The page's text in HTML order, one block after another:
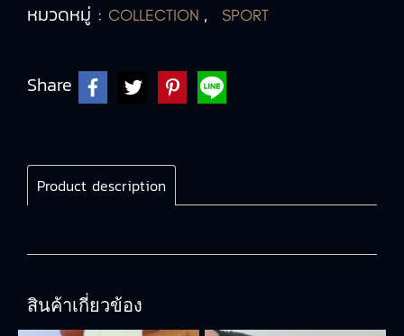
หมวดหมู่ : COLLECTION , SPORT
Share
Product description
สินค้าเกี่ยวข้อง